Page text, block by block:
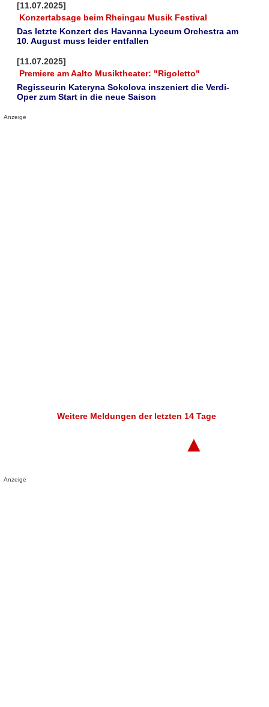
[11.07.2025]
Konzertabsage beim Rheingau Musik Festival
Das letzte Konzert des Havanna Lyceum Orchestra am
10. August muss leider entfallen
[11.07.2025]
Premiere am Aalto Musiktheater: "Rigoletto"
Regisseurin Kateryna Sokolova inszeniert die Verdi-
Oper zum Start in die neue Saison
Anzeige
Weitere Meldungen der letzten 14 Tage
▲
Anzeige